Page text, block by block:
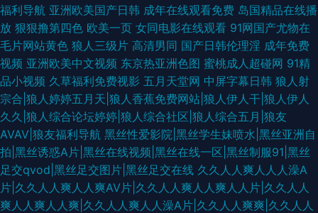
福利导航 亚洲欧美国产日韩 成年在线观看免费 岛国精品在线播
放 狠狠撸第四色 欧美一页 女同电影在线观看 91网国产尤物在
毛片网站黄色 狼人三级片 高清男同 国产日韩伦理淫 成年免费
视频 亚洲欧美中文视频 东京热亚洲色图 蜜桃成人超碰网 91精
品小视频 久草福利免费视影 五月天堂网 中屏字幕日韩 狼人射
宗合|狼人婷婷五月天|狼人香蕉免费网站|狼人伊人干|狼人伊人
久久|狼人综合论坛婷婷|狼人综合社区|狼人综合五月|狼友
AVAV|狼友福利导航 黑丝性爱影院|黑丝学生妹喷水|黑丝亚洲自
拍|黑丝诱惑A片|黑丝在线视频|黑丝在线一区|黑丝制服91|黑丝
足交qvod|黑丝足交图片|黑丝足交在线 久久人人爽人人人澡A
片|久久人人爽人人爽AV片|久久人人爽人人爽人人片|久久人人
爽人人爽人人爽|久久人人爽人人澡A片|久久人人爽爽|久久人人